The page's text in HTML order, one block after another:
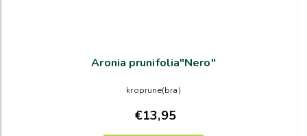
Aronia prunifolia"Nero"
kroprune(bra)
€13,95